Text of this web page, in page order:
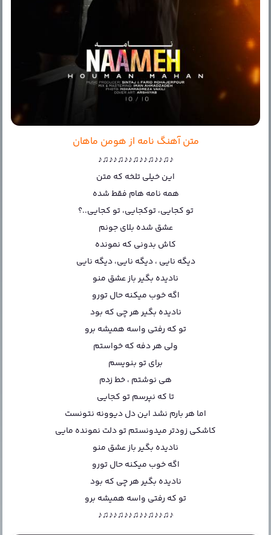
متن آهنگ نامه از هومن ماهان
♪♫♪♪♫♪♪♫♪♪♫♪♪♫♪
این‌ خیلی تلخه که متن
همه نامه هام فقط شده
تو کجایی، توکجایی، تو کجایی..؟
عشق شده بلای جونم
کاش بدونی که نمونده
دیگه نایی ، دیگه نایی، دیگه نایی
نادیده بگیر باز عشق منو
اگه خوب میکنه حال تورو
نادیده بگیر هر چی که بود
تو که رفتی واسه همیشه برو
ولی هر دفه که خواستم
برای تو بنویسم
هی نوشتم ، خط زدم
تا که نپرسم تو کجایی
اما هر بارم نشد این دل دیوونه نتونست
کاشکی زودتر میدونستم تو دلت نمونده مایی
نادیده بگیر باز عشق منو
اگه خوب میکنه حال تورو
نادیده بگیر هر چی که بود
تو که رفتی واسه همیشه برو
♪♫♪♪♫♪♪♫♪♪♫♪♪♫♪